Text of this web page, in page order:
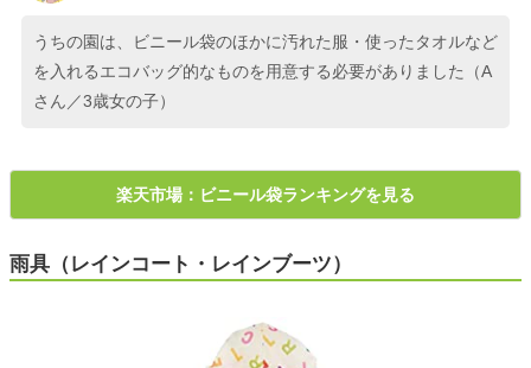
うちの園は、ビニール袋のほかに汚れた服・使ったタオルなど
を入れるエコバッグ的なものを用意する必要がありました（A
さん／3歳女の子）
楽天市場：ビニール袋ランキングを見る
雨具（レインコート・レインブーツ）